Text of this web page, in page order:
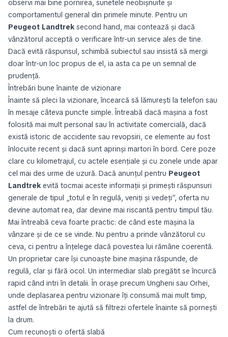
observi mai bine pornirea, sunetele neobișnuite și
comportamentul general din primele minute. Pentru un
Peugeot Landtrek second hand, mai contează și dacă
vânzătorul acceptă o verificare într-un service ales de tine.
Dacă evită răspunsul, schimbă subiectul sau insistă să mergi
doar într-un loc propus de el, ia asta ca pe un semnal de
prudență.
Întrebări bune înainte de vizionare
Înainte să pleci la vizionare, încearcă să lămurești la telefon sau
în mesaje câteva puncte simple. Întreabă dacă mașina a fost
folosită mai mult personal sau în activitate comercială, dacă
există istoric de accidente sau revopsiri, ce elemente au fost
înlocuite recent și dacă sunt aprinși martori în bord. Cere poze
clare cu kilometrajul, cu actele esențiale și cu zonele unde apar
cel mai des urme de uzură. Dacă anunțul pentru Peugeot
Landtrek evită tocmai aceste informații și primești răspunsuri
generale de tipul „totul e în regulă, veniți și vedeți”, oferta nu
devine automat rea, dar devine mai riscantă pentru timpul tău.
Mai întreabă ceva foarte practic: de când este mașina la
vânzare și de ce se vinde. Nu pentru a prinde vânzătorul cu
ceva, ci pentru a înțelege dacă povestea lui rămâne coerentă.
Un proprietar care își cunoaște bine mașina răspunde, de
regulă, clar și fără ocol. Un intermediar slab pregătit se încurcă
rapid când intri în detalii. În orașe precum Ungheni sau Orhei,
unde deplasarea pentru vizionare îți consumă mai mult timp,
astfel de întrebări te ajută să filtrezi ofertele înainte să pornești
la drum.
Cum recunoști o ofertă slabă